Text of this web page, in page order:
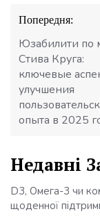
Навігація
записів
Попередня:
Юзабилити по
Стива Круга:
ключевые
улучшения
опыта в 2025
Недавні
D3, Омега-3 чи
щоденної